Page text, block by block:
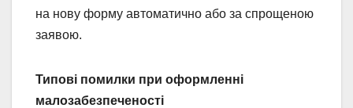
на нову форму автоматично або за спрощеною
заявою.
Типові помилки при оформленні
малозабезпеченості